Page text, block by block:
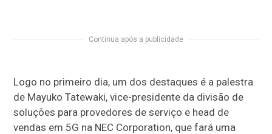
Continua após a publicidade
Logo no primeiro dia, um dos destaques é a palestra
de Mayuko Tatewaki, vice-presidente da divisão de
soluções para provedores de serviço e head de
vendas em 5G na NEC Corporation, que fará uma